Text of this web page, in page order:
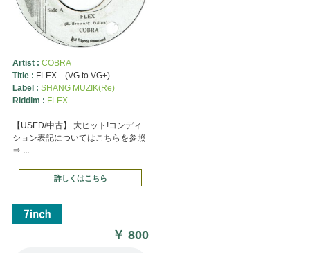
Artist : COBRA
Title : FLEX (VG to VG+)
Label : SHANG MUZIK(Re)
Riddim : FLEX
【USED/中古】 大ヒット!コンディ
ション表記についてはこちらを参照
⇒ ...
詳しくはこちら
￥800